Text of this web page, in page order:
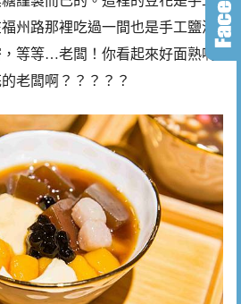
州路那裡吃過一間也是手工鹽滷
等等…老闆！你看起來好面熟啊
老闆啊？？？？？